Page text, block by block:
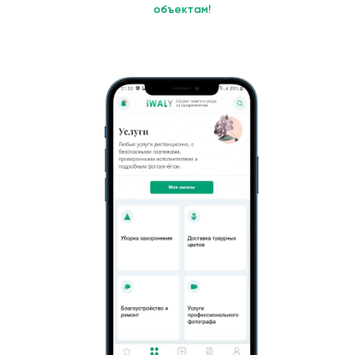
объектам!